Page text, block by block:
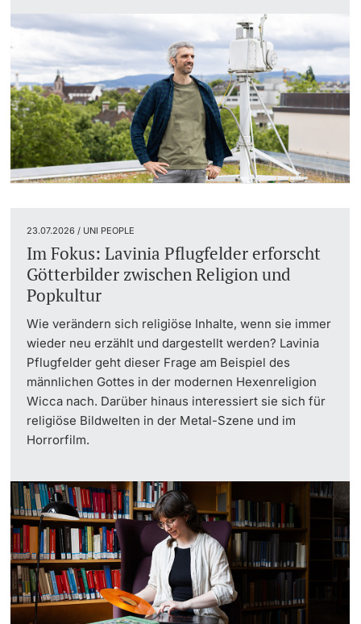
23.07.2026 / UNI PEOPLE
Im Fokus: Lavinia Pflugfelder erforscht
Götterbilder zwischen Religion und
Popkultur
Wie verändern sich religiöse Inhalte, wenn sie immer
wieder neu erzählt und dargestellt werden? Lavinia
Pflugfelder geht dieser Frage am Beispiel des
männlichen Gottes in der modernen Hexenreligion
Wicca nach. Darüber hinaus interessiert sie sich für
religiöse Bildwelten in der Metal-Szene und im
Horrorfilm.